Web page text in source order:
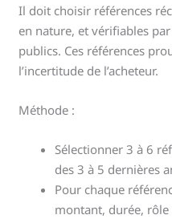
Il doit choisir références
en nature, et vérifiables
publics. Ces références
l’incertitude de l’acheteur.
Méthode :
Sélectionner 3 à 6
des 3 à 5 dernières
Pour chaque
montant, durée, rôle